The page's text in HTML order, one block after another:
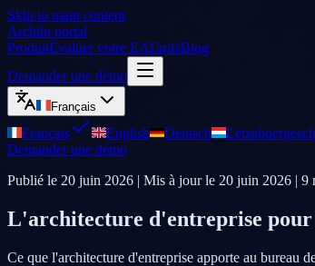
Skip to main content
Archilu portal
ProduitEvaluer votre EATarifsBlog
Demander une démo
Français
Français English Deutsch
Lëtzebuergesch
Demander une démo
Publié le 20 juin 2026 | Mis à jour le 20 juin 2026 | 9
L'architecture d'entreprise
Ce que l'architecture d'entreprise apporte au bureau